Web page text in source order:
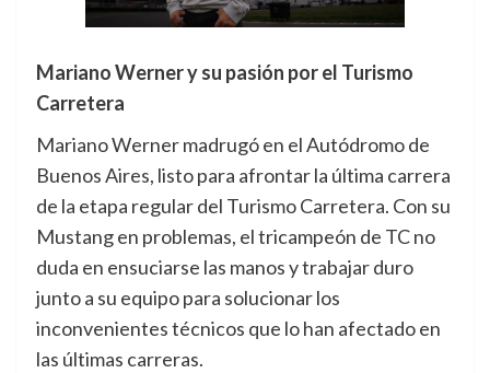
Mariano Werner y su pasión por el Turismo
Carretera
Mariano Werner madrugó en el Autódromo de
Buenos Aires, listo para afrontar la última carrera
de la etapa regular del Turismo Carretera. Con su
Mustang en problemas, el tricampeón de TC no
duda en ensuciarse las manos y trabajar duro
junto a su equipo para solucionar los
inconvenientes técnicos que lo han afectado en
las últimas carreras.